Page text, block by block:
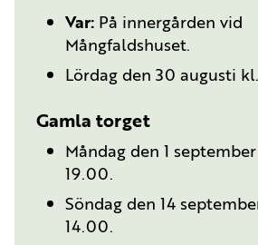
Var: På innergården vid
Mångfaldshuset.
Lördag den 30 augusti
Gamla torget
Måndag den 1
19.00.
Söndag den 14
14.00.